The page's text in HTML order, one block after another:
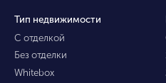
Тип недвижимости
С отделкой
Без отделки
Whitebox